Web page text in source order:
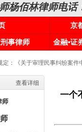
杨佰林律师电话
京
事律师
金融•证
定：《关于审理民事纠纷案件
查看详细
一个